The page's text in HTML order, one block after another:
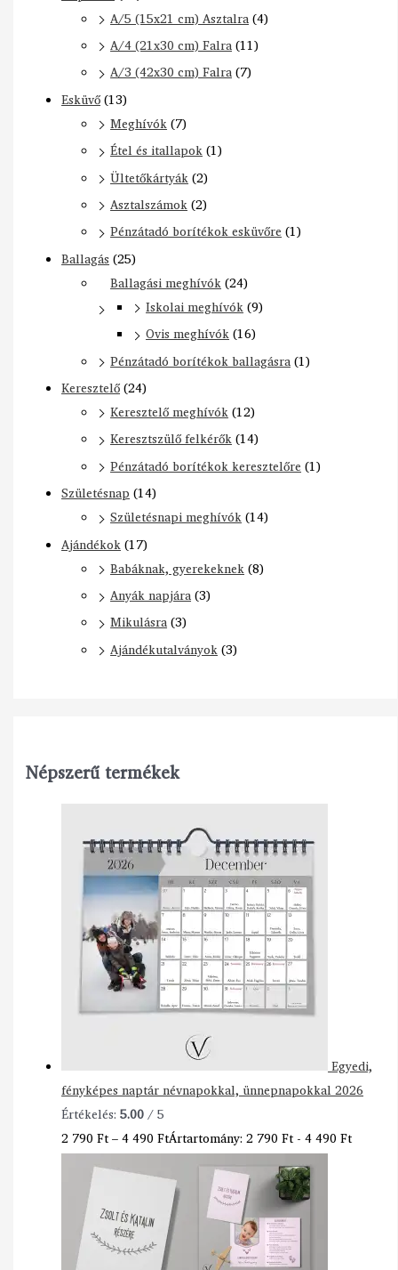
A/5 (15x21 cm) Asztalra(4)
A/4 (21x30 cm) Falra(11)
A/3 (42x30 cm) Falra(7)
Esküvő(13)
Meghívók(7)
Étel és itallapok(1)
Ültetőkártyák(2)
Asztalszámok(2)
Pénzátadó borítékok esküvőre (1)
Ballagás (25)
Ballagási meghívók(24)
Iskolai meghívók(9)
Ovis meghívók(16)
Pénzátadó borítékok ballagásra(1)
Keresztelő(24)
Keresztelő meghívók(12)
Keresztszülő felkérők(14)
Pénzátadó borítékok keresztelőre (1)
Születésnap (14)
Születésnapi meghívók(14)
Ajándékok(17)
Babáknak, gyerekeknek(8)
Anyák napjára(3)
Mikulásra(3)
Ajándékutalványok(3)
Népszerű termékek
Egyedi,
fényképes naptár névnapokkal, ünnepnapokkal 2026
Értékelés:5.00/ 5
2 790Ft–4 490FtÁrtartomány: 2 790 Ft - 4 490 Ft